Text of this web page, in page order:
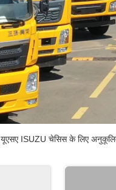
यूएसए ISUZU चेसिस के लिए अनुकूलित